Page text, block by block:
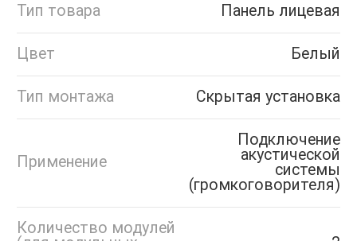
Тип товара Панель лицевая
Цвет Белый
Тип монтажа Скрытая установка
Применение
Подключение
акустической
системы
(громкоговорителя)
Количество модулей